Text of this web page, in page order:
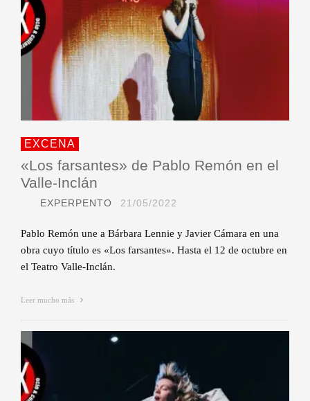
EXCENA
«Los farsantes» de Pablo Remón en el
Valle-Inclán
EXPERPENTO 21/05/2022
Pablo Remón une a Bárbara Lennie y Javier Cámara en una
obra cuyo título es «Los farsantes». Hasta el 12 de octubre en
el Teatro Valle-Inclán.
Leer mucho más